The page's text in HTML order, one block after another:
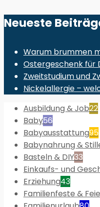
Neueste
Warum brummen
Ostergeschenk für
Zweitstudium und
Nickelallergie –
Ausbildung & Job22
Baby56
Babyausstattung95
Babynahrung &
Basteln & DIY33
Einkaufs- und
Erziehung43
Familienfeste &